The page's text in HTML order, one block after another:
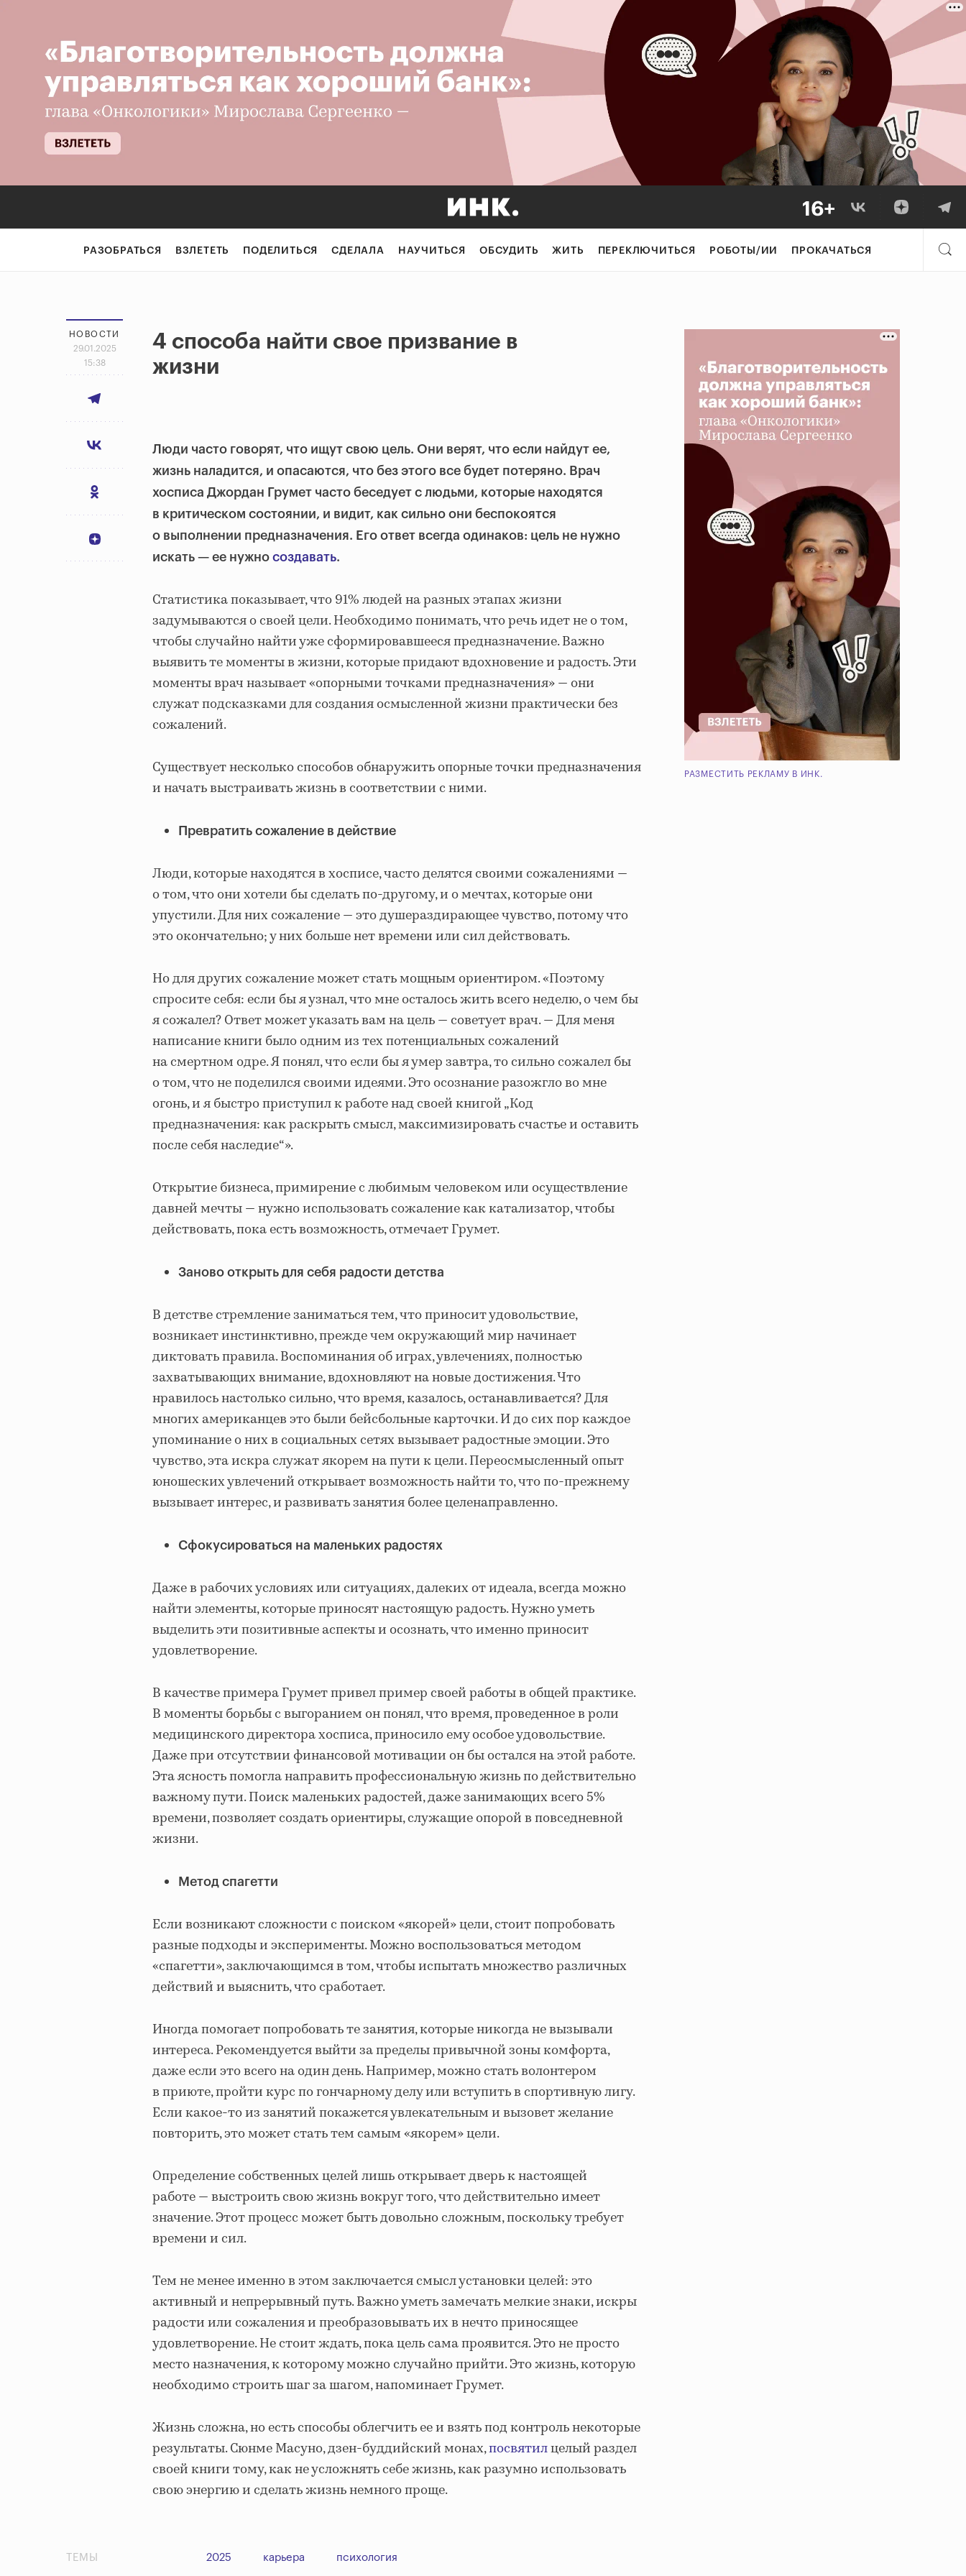
РАЗОБРАТЬСЯ ВЗЛЕТЕТЬ ПОДЕЛИТЬСЯ СДЕЛАЛА НАУЧИТЬСЯ ОБСУДИТЬ ЖИТЬ ПЕРЕКЛЮЧИТЬСЯ РОБОТЫ/ИИ ПРОКАЧАТЬСЯ
НОВОСТИ
29.01.2025
15:38
4 способа найти свое призвание в
жизни
Люди часто говорят, что ищут свою цель. Они верят, что если найдут ее,
жизнь наладится, и опасаются, что без этого все будет потеряно. Врач
хосписа Джордан Грумет часто беседует с людьми, которые находятся
в критическом состоянии, и видит, как сильно они беспокоятся
о выполнении предназначения. Его ответ всегда одинаков: цель не нужно
искать — ее нужно создавать.
Статистика показывает, что 91% людей на разных этапах жизни
задумываются о своей цели. Необходимо понимать, что речь идет не о том,
чтобы случайно найти уже сформировавшееся предназначение. Важно
выявить те моменты в жизни, которые придают вдохновение и радость. Эти
моменты врач называет «опорными точками предназначения» — они
служат подсказками для создания осмысленной жизни практически без
сожалений.
Существует несколько способов обнаружить опорные точки предназначения
и начать выстраивать жизнь в соответствии с ними.
Превратить сожаление в действие
Люди, которые находятся в хосписе, часто делятся своими сожалениями —
о том, что они хотели бы сделать по-другому, и о мечтах, которые они
упустили. Для них сожаление — это душераздирающее чувство, потому что
это окончательно; у них больше нет времени или сил действовать.
Но для других сожаление может стать мощным ориентиром. «Поэтому
спросите себя: если бы я узнал, что мне осталось жить всего неделю, о чем бы
я сожалел? Ответ может указать вам на цель — советует врач. — Для меня
написание книги было одним из тех потенциальных сожалений
на смертном одре. Я понял, что если бы я умер завтра, то сильно сожалел бы
о том, что не поделился своими идеями. Это осознание разожгло во мне
огонь, и я быстро приступил к работе над своей книгой „Код
предназначения: как раскрыть смысл, максимизировать счастье и оставить
после себя наследие“».
Открытие бизнеса, примирение с любимым человеком или осуществление
давней мечты — нужно использовать сожаление как катализатор, чтобы
действовать, пока есть возможность, отмечает Грумет.
Заново открыть для себя радости детства
В детстве стремление заниматься тем, что приносит удовольствие,
возникает инстинктивно, прежде чем окружающий мир начинает
диктовать правила. Воспоминания об играх, увлечениях, полностью
захватывающих внимание, вдохновляют на новые достижения. Что
нравилось настолько сильно, что время, казалось, останавливается? Для
многих американцев это были бейсбольные карточки. И до сих пор каждое
упоминание о них в социальных сетях вызывает радостные эмоции. Это
чувство, эта искра служат якорем на пути к цели. Переосмысленный опыт
юношеских увлечений открывает возможность найти то, что по-прежнему
вызывает интерес, и развивать занятия более целенаправленно.
Сфокусироваться на маленьких радостях
Даже в рабочих условиях или ситуациях, далеких от идеала, всегда можно
найти элементы, которые приносят настоящую радость. Нужно уметь
выделить эти позитивные аспекты и осознать, что именно приносит
удовлетворение.
В качестве примера Грумет привел пример своей работы в общей практике.
В моменты борьбы с выгоранием он понял, что время, проведенное в роли
медицинского директора хосписа, приносило ему особое удовольствие.
Даже при отсутствии финансовой мотивации он бы остался на этой работе.
Эта ясность помогла направить профессиональную жизнь по действительно
важному пути. Поиск маленьких радостей, даже занимающих всего 5%
времени, позволяет создать ориентиры, служащие опорой в повседневной
жизни.
Метод спагетти
Если возникают сложности с поиском «якорей» цели, стоит попробовать
разные подходы и эксперименты. Можно воспользоваться методом
«спагетти», заключающимся в том, чтобы испытать множество различных
действий и выяснить, что сработает.
Иногда помогает попробовать те занятия, которые никогда не вызывали
интереса. Рекомендуется выйти за пределы привычной зоны комфорта,
даже если это всего на один день. Например, можно стать волонтером
в приюте, пройти курс по гончарному делу или вступить в спортивную лигу.
Если какое-то из занятий покажется увлекательным и вызовет желание
повторить, это может стать тем самым «якорем» цели.
Определение собственных целей лишь открывает дверь к настоящей
работе — выстроить свою жизнь вокруг того, что действительно имеет
значение. Этот процесс может быть довольно сложным, поскольку требует
времени и сил.
Тем не менее именно в этом заключается смысл установки целей: это
активный и непрерывный путь. Важно уметь замечать мелкие знаки, искры
радости или сожаления и преобразовывать их в нечто приносящее
удовлетворение. Не стоит ждать, пока цель сама проявится. Это не просто
место назначения, к которому можно случайно прийти. Это жизнь, которую
необходимо строить шаг за шагом, напоминает Грумет.
Жизнь сложна, но есть способы облегчить ее и взять под контроль некоторые
результаты. Сюнме Масуно, дзен-буддийский монах,посвятилцелый раздел
своей книги тому, как не усложнять себе жизнь, как разумно использовать
свою энергию и сделать жизнь немного проще.
РАЗМЕСТИТЬ РЕКЛАМУ В ИНК.
ТЕМЫ 2025 карьера психология